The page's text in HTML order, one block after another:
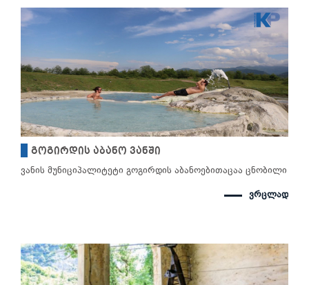
გოგირდის აბანო ვანში
ვანის მუნიციპალიტეტი გოგირდის აბანოებითაცაა ცნობილი
ვრცლად